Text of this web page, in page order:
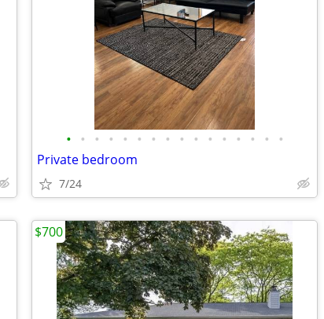
• • • • • • • • • • • • • • • •
Private bedroom
7/24
$700